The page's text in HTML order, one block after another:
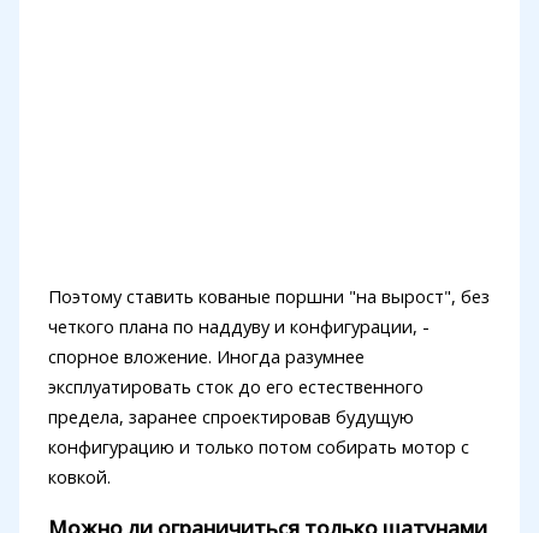
Поэтому ставить кованые поршни "на вырост", без
четкого плана по наддуву и конфигурации, -
спорное вложение. Иногда разумнее
эксплуатировать сток до его естественного
предела, заранее спроектировав будущую
конфигурацию и только потом собирать мотор с
ковкой.
Можно ли ограничиться только шатунами